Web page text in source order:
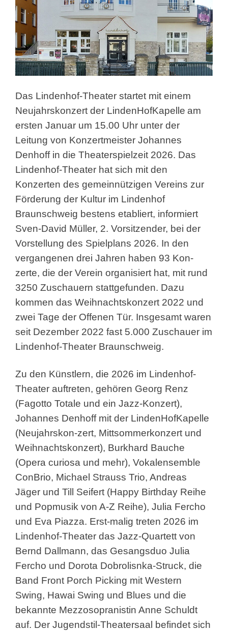
Das Lindenhof-Theater startet mit einem
Neujahrskonzert der LindenHofKapelle am
ersten Januar um 15.00 Uhr unter der
Leitung von Konzertmeister Johannes
Denhoff in die Theaterspielzeit 2026. Das
Lindenhof-Theater hat sich mit den
Konzerten des gemeinnützigen Vereins zur
Förderung der Kultur im Lindenhof
Braunschweig bestens etabliert, informiert
Sven-David Müller, 2. Vorsitzender, bei der
Vorstellung des Spielplans 2026. In den
vergangenen drei Jahren haben 93 Kon-
zerte, die der Verein organisiert hat, mit rund
3250 Zuschauern stattgefunden. Dazu
kommen das Weihnachtskonzert 2022 und
zwei Tage der Offenen Tür. Insgesamt waren
seit Dezember 2022 fast 5.000 Zuschauer im
Lindenhof-Theater Braunschweig.
Zu den Künstlern, die 2026 im Lindenhof-
Theater auftreten, gehören Georg Renz
(Fagotto Totale und ein Jazz-Konzert),
Johannes Denhoff mit der LindenHofKapelle
(Neujahrskon-zert, Mittsommerkonzert und
Weihnachtskonzert), Burkhard Bauche
(Opera curiosa und mehr), Vokalensemble
ConBrio, Michael Strauss Trio, Andreas
Jäger und Till Seifert (Happy Birthday Reihe
und Popmusik von A-Z Reihe), Julia Fercho
und Eva Piazza. Erst-malig treten 2026 im
Lindenhof-Theater das Jazz-Quartett von
Bernd Dallmann, das Gesangsduo Julia
Fercho und Dorota Dobrolisnka-Struck, die
Band Front Porch Picking mit Western
Swing, Hawai Swing und Blues und die
bekannte Mezzosopranistin Anne Schuldt
auf. Der Jugendstil-Theatersaal befindet sich